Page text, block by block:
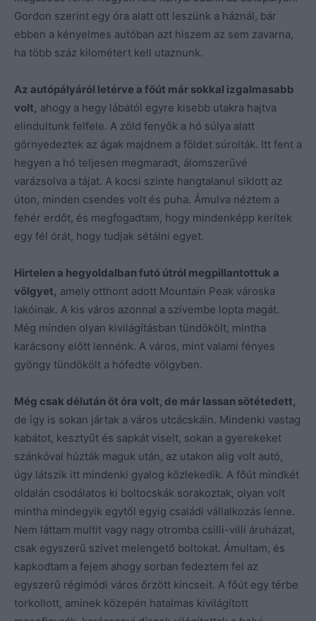
Gordon szerint egy óra alatt ott leszünk a háznál, bár
ebben a kényelmes autóban azt hiszem az sem zavarna,
ha több száz kilométert kell utaznunk.
Az autópályáról letérve a főút már sokkal izgalmasabb
volt, ahogy a hegy lábától egyre kisebb utakra hajtva
elindultunk felfele. A zöld fenyők a hó súlya alatt
görnyedeztek az ágak majdnem a földet súrolták. Itt fent a
hegyen a hó teljesen megmaradt, álomszerűvé
varázsolva a tájat. A kocsi szinte hangtalanul siklott az
úton, minden csendes volt és puha. Ámulva néztem a
fehér erdőt, és megfogadtam, hogy mindenképp kerítek
egy fél órát, hogy tudjak sétálni egyet.
Hirtelen a hegyoldalban futó útról megpillantottuk a
völgyet, amely otthont adott Mountain Peak városka
lakóinak. A kis város azonnal a szívembe lopta magát.
Még minden olyan kivilágításban tündökölt, mintha
karácsony előtt lennénk. A város, mint valami fényes
gyöngy tündökölt a hófedte völgyben.
Még csak délután öt óra volt, de már lassan sötétedett,
de így is sokan jártak a város utcácskáin. Mindenki vastag
kabátot, kesztyűt és sapkát viselt, sokan a gyerekeket
szánkóval húzták maguk után, az utakon alig volt autó,
úgy látszik itt mindenki gyalog közlekedik. A főút mindkét
oldalán csodálatos ki boltocskák sorakoztak, olyan volt
mintha mindegyik egytől egyig családi vállalkozás lenne.
Nem láttam multit vagy nagy otromba csilli-villi áruházat,
csak egyszerű szívet melengető boltokat. Ámultam, és
kapkodtam a fejem ahogy sorban fedeztem fel az
egyszerű régimódi város őrzött kincseit. A főút egy térbe
torkollott, aminek közepén hatalmas kivilágított